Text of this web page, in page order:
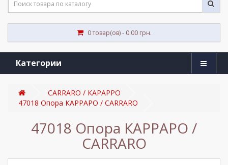
0 товар(ов) - 0.00 грн.
Категории
CARRARO / КАРАРРО
47018 Опора КАРРАРО / CARRARO
47018 Опора КАРРАРО /
CARRARO